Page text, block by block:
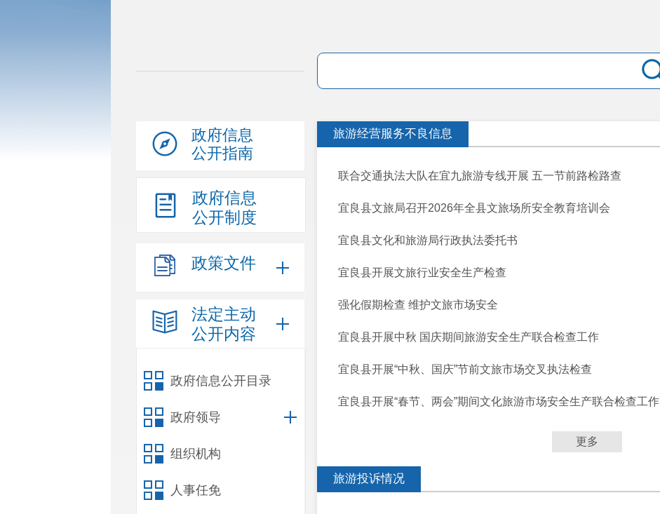
政府信息
公开指南
政府信息
公开制度
政策文件
法定主动
公开内容
政府信息公开目录
政府领导
组织机构
人事任免
旅游经营服务不良信息
联合交通执法大队在宜九旅游专线开展 五一节前路检路查
宜良县文旅局召开2026年全县文旅场所安全教育培训会
宜良县文化和旅游局行政执法委托书
宜良县开展文旅行业安全生产检查
强化假期检查 维护文旅市场安全
宜良县开展中秋 国庆期间旅游安全生产联合检查工作
宜良县开展“中秋、国庆”节前文旅市场交叉执法检查
宜良县开展“春节、两会”期间文化旅游市场安全生产联合检查工作
更多
旅游投诉情况